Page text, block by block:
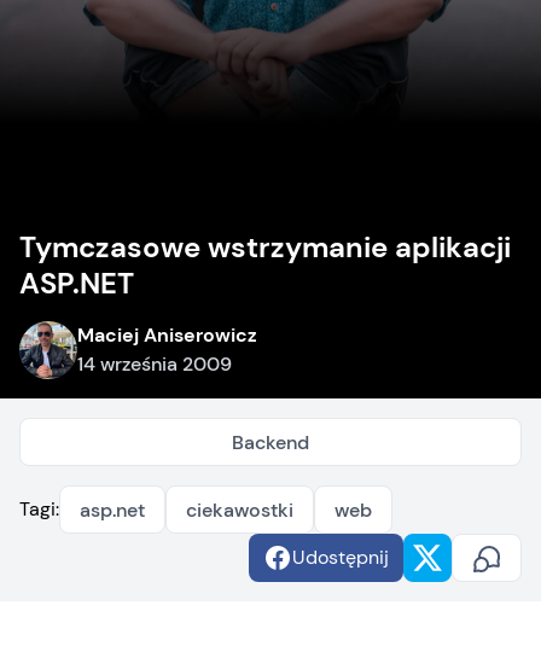
Tymczasowe wstrzymanie aplikacji
ASP.NET
Maciej Aniserowicz
14 września 2009
Backend
Tagi: asp.net ciekawostki
web
Udostępnij